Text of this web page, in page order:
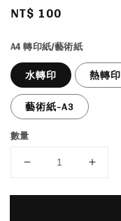
Regular
NT$ 100
A4 轉印紙/藝術紙
水轉印 熱轉印
藝術紙-A3
數量